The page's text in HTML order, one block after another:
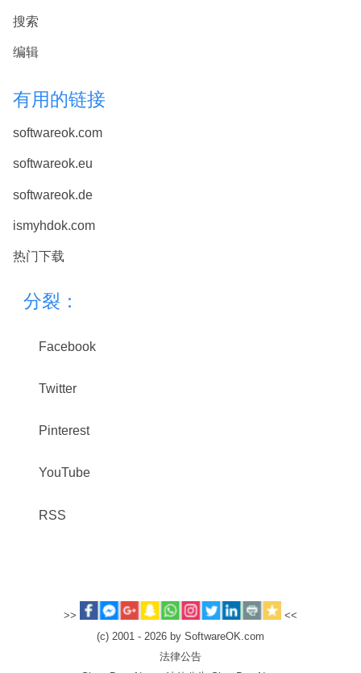
搜索
编辑
有用的链接
softwareok.com
softwareok.eu
softwareok.de
ismyhdok.com
热门下载
分裂：
Facebook
Twitter
Pinterest
YouTube
RSS
>>
<<
(c) 2001 - 2026 by SoftwareOK.com
法律公告